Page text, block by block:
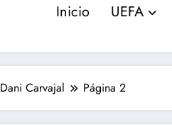
Inicio UEFA
Dani Carvajal Página 2